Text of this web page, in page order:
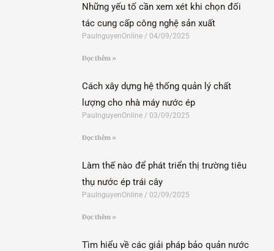
Những yếu tố cần xem xét khi chọn đối
tác cung cấp công nghệ sản xuất
PaulnguyenOnline 04/09/2025
Đọc thêm »
Cách xây dựng hệ thống quản lý chất
lượng cho nhà máy nước ép
PaulnguyenOnline 03/09/2025
Đọc thêm »
Làm thế nào để phát triển thị trường tiêu
thụ nước ép trái cây
PaulnguyenOnline 02/09/2025
Đọc thêm »
Tìm hiểu về các giải pháp bảo quản nước